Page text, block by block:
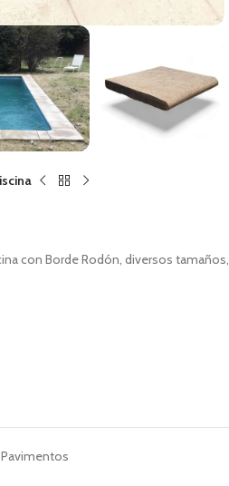
con Borde Rodón, diversos tamaños,
Pavimentos